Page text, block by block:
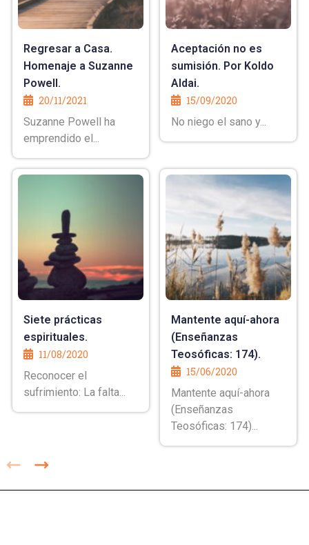
Regresar a Casa.
Homenaje a Suzanne
Powell.
20/11/2021
Suzanne Powell ha
emprendido el...
Aceptación no es
sumisión. Por Koldo
Aldai.
15/09/2020
No niego el sano y...
Siete prácticas
espirituales.
11/08/2020
Reconocer el
sufrimiento: La falta...
Mantente aquí-ahora
(Enseñanzas
Teosóficas: 174).
15/06/2020
Mantente aquí-ahora
(Enseñanzas
Teosóficas: 174)...